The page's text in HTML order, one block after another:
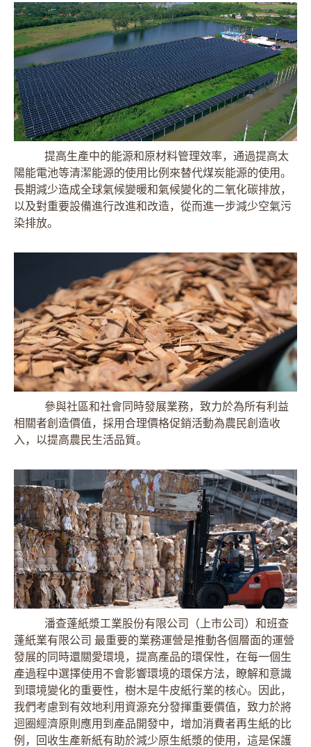
提高生產中的能源和原材料管理效率，通過提高太
陽能電池等清潔能源的使用比例來替代煤炭能源的使用。
長期減少造成全球氣候變暖和氣候變化的二氧化碳排放，
以及對重要設備進行改進和改造，從而進一步減少空氣污
染排放。
參與社區和社會同時發展業務，致力於為所有利益
相關者創造價值，採用合理價格促銷活動為農民創造收
入，以提高農民生活品質。
潘查蓬紙漿工業股份有限公司（上市公司）和班查
蓬紙業有限公司 最重要的業務運營是推動各個層面的運營
發展的同時還關愛環境，提高產品的環保性，在每一個生
產過程中選擇使用不會影響環境的環保方法，瞭解和意識
到環境變化的重要性，樹木是牛皮紙行業的核心。因此，
我們考慮到有效地利用資源充分發揮重要價值，致力於將
迴圈經濟原則應用到產品開發中，增加消費者再生紙的比
例，回收生產新紙有助於減少原生紙漿的使用，這是保護